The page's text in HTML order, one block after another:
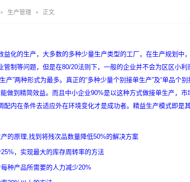
生产管理 正文
化的生产，大多数的多种少量生产类型的工厂，在生产规划中
管制等问题，但是在80/20法则下，一般的企业并不会为区区小利
产”两种形式为最多。真正的“多种少量个别接单生产”及“单品个
做到精简效益。而且中小企业90%是以这种方式做接单生产，
配内在条件去适应外在环境变化才是成功者。精益生产模式即是
的原理,找到将残次品数量降低50%的解决方案
，实现最大的库存周转率的方法
种产品所需要的人力减少20%